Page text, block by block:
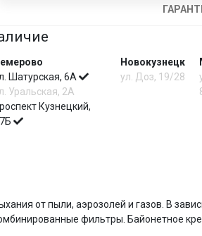
Шатурская, 6А
Уральская, 2А
Кузнецкий,
Новокузнецк
ул. Доз, 19/28
от пыли, аэрозолей и газов. В
фильтры. Байонетное